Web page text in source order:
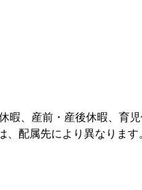
暇、産前・産後休暇、育
配属先により異なります。